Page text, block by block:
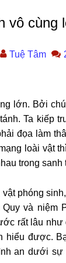
vô cùng
Tuệ Tâm
lớn. Bởi
Ta kiếp
đọa làm
loài vật
trong
phóng
và niệm
rất lâu
hiểu được.
an dưới